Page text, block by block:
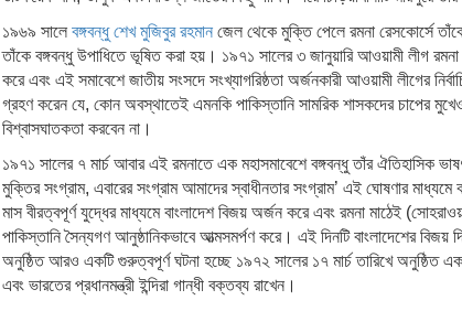
১৯৬৯ সালে বঙ্গবন্ধু শেখ মুজিবুর রহমানজেল থেকে মুক্তি পেলে রমনা রেসকোর্সে
তাঁকে বঙ্গবন্ধু উপাধিতে ভূষিত করা হয়। ১৯৭১ সালের ৩ জানুয়ারি আওয়ামী লীগ
করে এবং এই সমাবেশে জাতীয় সংসদে সংখ্যাগরিষ্ঠতা অর্জনকারী আওয়ামী লীগের
গ্রহণ করেন যে, কোন অবস্থাতেই এমনকি পাকিস্তানি সামরিক শাসকদের চাপের মুখেও
বিশ্বাসঘাতকতা করবেন না।
১৯৭১ সালের ৭ মার্চ আবার এই রমনাতে এক মহাসমাবেশে বঙ্গবন্ধু তাঁর ঐতিহাসিক
মুক্তির সংগ্রাম, এবারের সংগ্রাম আমাদের স্বাধীনতার সংগ্রাম’ এই ঘোষণার
মাস বীরত্বপূর্ণ যুদ্ধের মাধ্যমে বাংলাদেশ বিজয় অর্জন করে এবং রমনা মাঠেই
পাকিস্তানি সৈন্যগণ আনুষ্ঠানিকভাবে আত্মসমর্পণ করে। এই দিনটি বাংলাদেশের বিজয়
অনুষ্ঠিত আরও একটি গুরুত্বপূর্ণ ঘটনা হচ্ছে ১৯৭২ সালের ১৭ মার্চ তারিখে অনুষ্ঠিত
এবং ভারতের প্রধানমন্ত্রী ইন্দিরা গান্ধী বক্তব্য রাখেন।